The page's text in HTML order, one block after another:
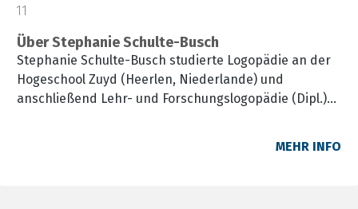
11
Über Stephanie Schulte-Busch
Stephanie Schulte-Busch studierte Logopädie an der
Hogeschool Zuyd (Heerlen, Niederlande) und
anschließend Lehr- und Forschungslogopädie (Dipl.)
dem Schwerpunkt „narrative Fähigkeiten und
MEHR INFO